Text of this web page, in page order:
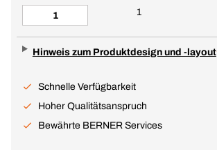
1
Hinweis zum Produktdesign und -layout
Schnelle Verfügbarkeit
Hoher Qualitätsanspruch
Bewährte BERNER Services